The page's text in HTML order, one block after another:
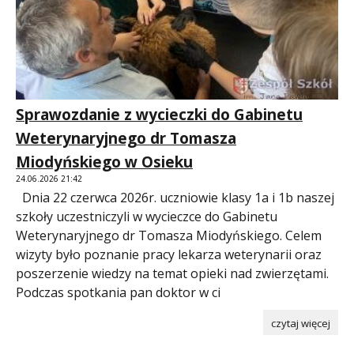
Sprawozdanie z wycieczki do Gabinetu
Weterynaryjnego dr Tomasza
Miodyńskiego w Osieku
24.06.2026 21:42
Dnia 22 czerwca 2026r. uczniowie klasy 1a i 1b naszej
szkoły uczestniczyli w wycieczce do Gabinetu
Weterynaryjnego dr Tomasza Miodyńskiego. Celem
wizyty było poznanie pracy lekarza weterynarii oraz
poszerzenie wiedzy na temat opieki nad zwierzętami.
Podczas spotkania pan doktor w ci
czytaj więcej